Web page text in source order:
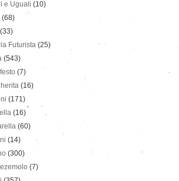
e Uguali (10)
(68)
(33)
Futurista (25)
(543)
(7)
(16)
(171)
(16)
(60)
(14)
(300)
(7)